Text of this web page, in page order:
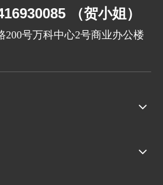
（贺小姐）
200号万科中心2号商业办公楼